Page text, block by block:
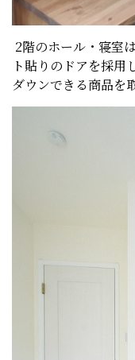
2階のホール・寝室
ト貼りのドアを採用
ダウンできる商品を